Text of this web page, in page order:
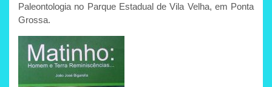
Paleontologia no Parque Estadual de Vila Velha, em Ponta
Grossa.